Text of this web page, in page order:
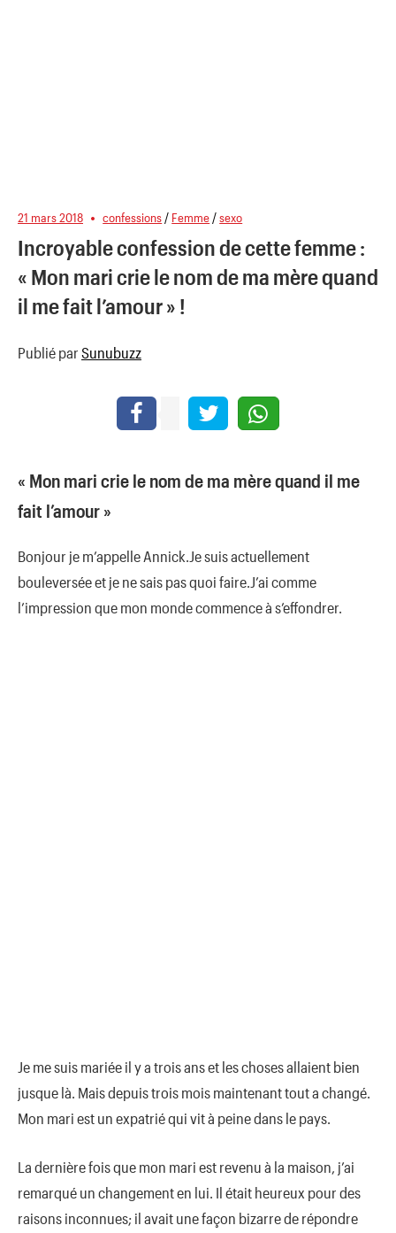
21 mars 2018 confessions / Femme /sexo
Incroyable confession de cette femme :
« Mon mari crie le nom de ma mère quand
il me fait l’amour » !
Publié par Sunubuzz
« Mon mari crie le nom de ma mère quand il me
fait l’amour »
Bonjour je m’appelle Annick.Je suis actuellement
bouleversée et je ne sais pas quoi faire.J’ai comme
l’impression que mon monde commence à s’effondrer.
Je me suis mariée il y a trois ans et les choses allaient bien
jusque là. Mais depuis trois mois maintenant tout a changé.
Mon mari est un expatrié qui vit à peine dans le pays.
La dernière fois que mon mari est revenu à la maison, j’ai
remarqué un changement en lui. Il était heureux pour des
raisons inconnues; il avait une façon bizarre de répondre